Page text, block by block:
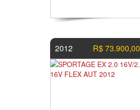
2012 R$ 73.900,00